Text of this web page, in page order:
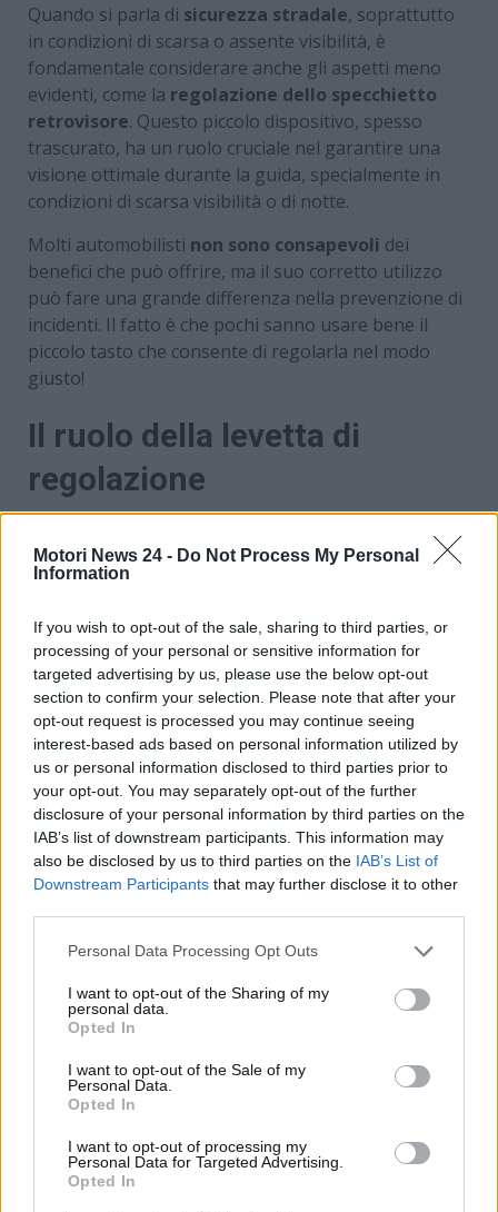
Motori News 24 - Do Not Process My Personal
Information
If you wish to opt-out of the sale, sharing to third parties, or
processing of your personal or sensitive information for
targeted advertising by us, please use the below opt-out
section to confirm your selection. Please note that after your
opt-out request is processed you may continue seeing
interest-based ads based on personal information utilized by
us or personal information disclosed to third parties prior to
your opt-out. You may separately opt-out of the further
disclosure of your personal information by third parties on the
IAB’s list of downstream participants. This information may
also be disclosed by us to third parties on the IAB’s List of
Downstream Participants that may further disclose it to other
Personal Data Processing Opt Outs
I want to opt-out of the Sharing of my
personal data.
Opted In
I want to opt-out of the Sale of my
Personal Data.
Opted In
I want to opt-out of processing my
Personal Data for Targeted Advertising.
Opted In
Quando si parla di sicurezza stradale, soprattutto
in condizioni di scarsa o assente visibilità, è
fondamentale considerare anche gli aspetti meno
evidenti, come la regolazione dello specchietto
retrovisore. Questo piccolo dispositivo, spesso
trascurato, ha un ruolo cruciale nel garantire una
visione ottimale durante la guida, specialmente in
condizioni di scarsa visibilità o di notte.
Molti automobilisti non sono consapevoli dei
benefici che può offrire, ma il suo corretto utilizzo
può fare una grande differenza nella prevenzione di
incidenti. Il fatto è che pochi sanno usare bene il
piccolo tasto che consente di regolarla nel modo
giusto!
Il ruolo della levetta di
regolazione
retrovisore non è solo un accessorio, parliamo di un
dispositivo progettato per migliorare la sicurezza.
sono spesso dotati di una funzione dioscuramento
automatico. Quando i fari di un veicolo che segue
diventano troppo intensi, questo meccanismo
attiva l’oscuramento dello specchietto, riducendo
l’abbagliamento e facilitando la visione della strada.
Nonostante la sua importanza, molti conducenti non
utilizzano questo pulsante. Vi diamo alcuni motivi per
cui dovresti farlo: il primo è lariduzione
dell’abbagliamento: regolare bene questo
componente migliora la visibilità notturna. ciò
contribuisce ad unmaggiore comfort di guidacon
la pratica che diminuisce l’affaticamento visivo. Non
questa levetta correttamente consente di dedicare
una maggiore attenzione alla strada.